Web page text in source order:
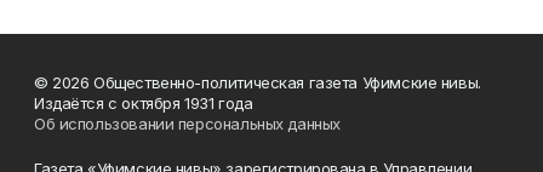
© 2026 Общественно-политическая газета Уфимские нивы.
Издаётся с октября 1931 года
Об использовании персональных данных